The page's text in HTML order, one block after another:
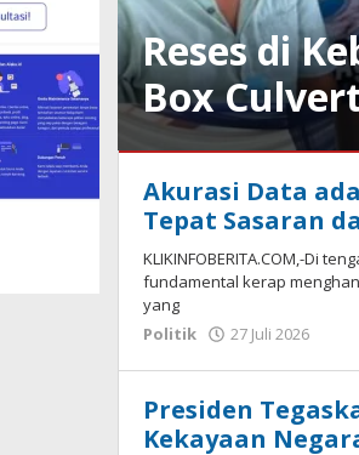
Reses di
Box
Agustus
2026
oleh
redaksi
Akurasi Data
Tepat Sasaran
KLIKINFOBERITA.COM,-Di
fundamental kerap
yang
Politik
27 Juli 2026
Presiden
Kekayaan